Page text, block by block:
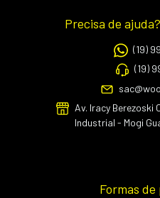
Precisa de
(19)
(19)
Av. Iracy
Industrial - Mogi
Formas